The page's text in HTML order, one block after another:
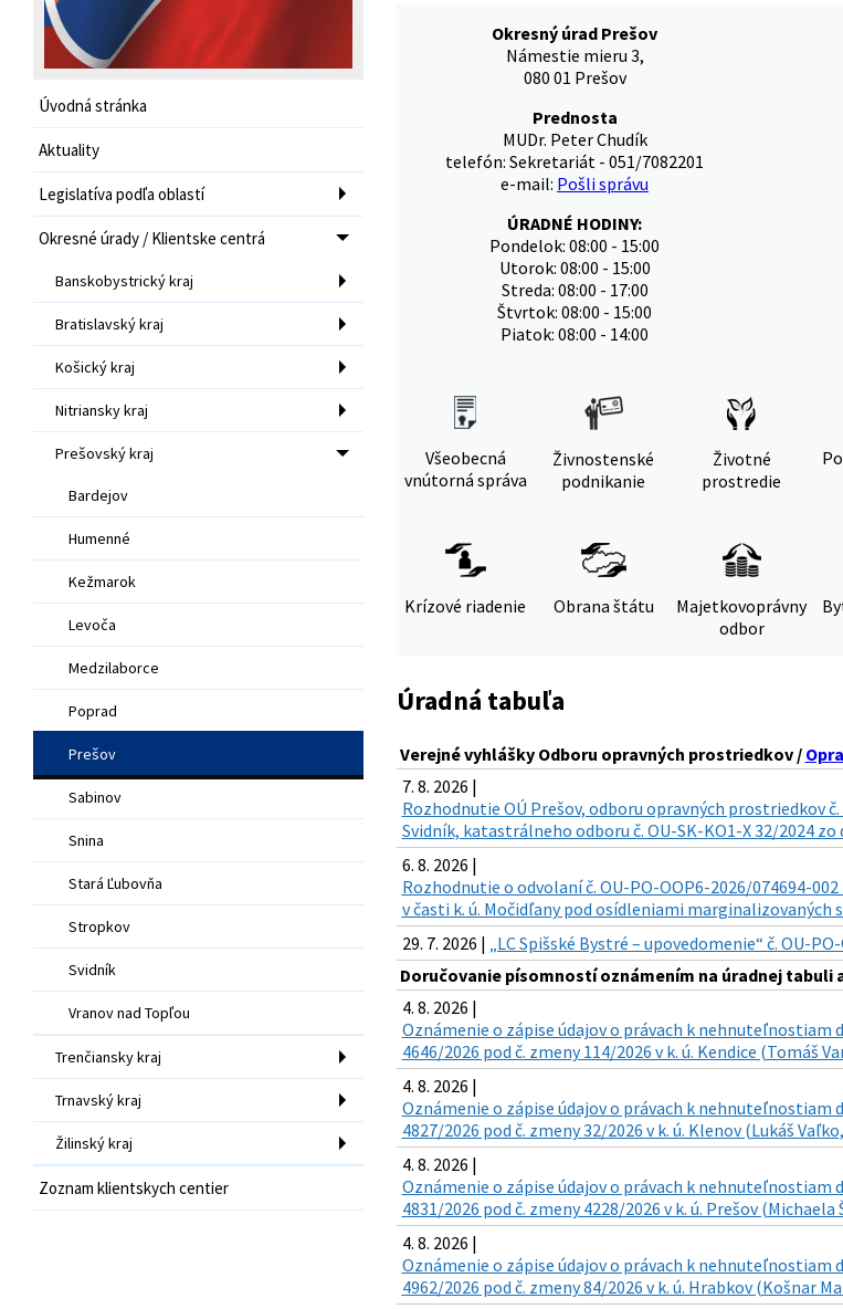
Úvodná stránka
Aktuality
Legislatíva podľa oblastí
Okresné úrady / Klientske centrá
Banskobystrický kraj
Bratislavský kraj
Košický kraj
Nitriansky kraj
Prešovský kraj
Bardejov
Humenné
Kežmarok
Levoča
Medzilaborce
Poprad
Prešov
Sabinov
Snina
Stará Ľubovňa
Stropkov
Svidník
Vranov nad Topľou
Trenčiansky kraj
Trnavský kraj
Žilinský kraj
Zoznam klientskych centier
Okresný úrad Prešov
Námestie mieru 3,
080 01 Prešov
Prednosta
MUDr. Peter Chudík
telefón: Sekretariát - 051/7082201
e-mail: Pošli správu
ÚRADNÉ HODINY:
Pondelok: 08:00 - 15:00
Utorok: 08:00 - 15:00
Streda: 08:00 - 17:00
Štvrtok: 08:00 - 15:00
Piatok: 08:00 - 14:00
Všeobecná
vnútorná správa
Živnostenské
podnikanie
Životné
prostredie
Krízové riadenie Obrana štátu
Majetkovoprávny
odbor
Úradná tabuľa
Verejné vyhlášky Odboru opravných prostriedkov /
7. 8. 2026 |
Rozhodnutie OÚ Prešov, odboru opravných prostriedkov
Svidník, katastrálneho odboru č. OU-SK-KO1-X 32/2024 zo
6. 8. 2026 |
Rozhodnutie o odvolaní č. OU-PO-OOP6-2026/074694-
v časti k. ú. Močidľany pod osídleniami marginalizovaných
29. 7. 2026 | „LC Spišské Bystré – upovedomenie“ č. OU-
Doručovanie písomností oznámením na úradnej tabuli
4. 8. 2026 |
Oznámenie o zápise údajov o právach k
4646/2026 pod č. zmeny 114/2026 v k. ú. Kendice (Tomáš
4. 8. 2026 |
Oznámenie o zápise údajov o právach k
4827/2026 pod č. zmeny 32/2026 v k. ú. Klenov (Lukáš
4. 8. 2026 |
Oznámenie o zápise údajov o právach k
4831/2026 pod č. zmeny 4228/2026 v k. ú. Prešov
4. 8. 2026 |
Oznámenie o zápise údajov o právach k
4962/2026 pod č. zmeny 84/2026 v k. ú. Hrabkov (Košnar